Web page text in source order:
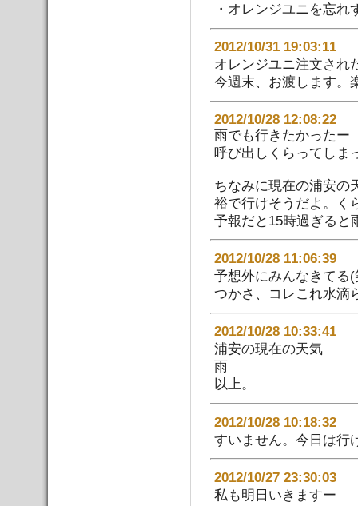
・オレンジユニを忘れ
2012/10/31
オレンジユニ注文され
今週末、お渡します。
2012/10/28
雨でも行きたかったー
呼び出しくらってしま
ちなみに現在の浦安の
裕で行けそうだよ。く
予報だと15時過ぎると
2012/10/28
予想外にみんなきてる(
つかさ、コレこれ水滴
2012/10/28 10:33:41
浦安の現在の天気
雨
以上。
2012/10/28
すいません。今日は行
2012/10/27
私も明日いきますー